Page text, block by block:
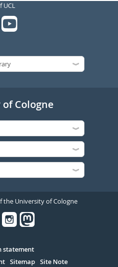
UCL
Cologne
the University of Cologne
statement
Sitemap Site Note